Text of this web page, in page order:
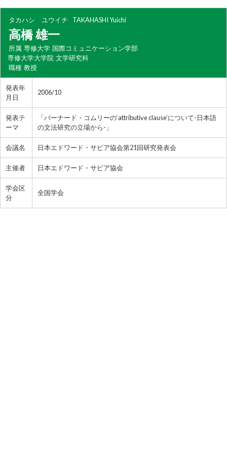
タカハシ ユウイチ TAKAHASHI Yuichi
高橋 雄一
所属 専修大学 国際コミュニケーション学部
専修大学大学院 文学研究科
職種 教授
発表年
月日
2006/10
発表テ
ーマ
「バーナード・コムリーの‘attributive clause’について-日本語
の文法研究の立場から-」
会議名 日本エドワード・サピア協会第21回研究発表会
主催者 日本エドワード・サピア協会
学会区
分
全国学会